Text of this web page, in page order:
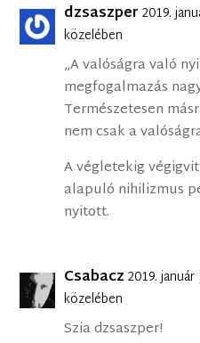
dzsaszper 2019.
közelében
„A valóságra való
megfogalmazás
Természetesen
nem csak a
A végletekig
alapuló nihilizmus
nyitott.
Csabacz 2019.
közelében
Szia dzsaszper!